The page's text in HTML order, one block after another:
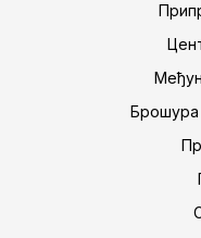
Брошура